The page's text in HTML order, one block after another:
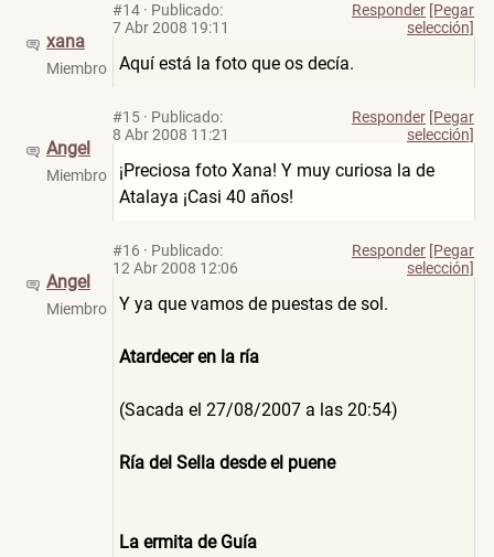
xana
Miembro
#14 · Publicado:
7 Abr 2008 19:11
Responder [Pegar
selección]
Aquí está la foto que os decía.
Angel
Miembro
#15 · Publicado:
8 Abr 2008 11:21
Responder [Pegar
selección]
¡Preciosa foto Xana! Y muy curiosa la de
Atalaya ¡Casi 40 años!
Angel
Miembro
#16 · Publicado:
12 Abr 2008 12:06
Responder [Pegar
selección]
Y ya que vamos de puestas de sol.
Atardecer en la ría
(Sacada el 27/08/2007 a las 20:54)
Ría del Sella desde el puene
La ermita de Guía